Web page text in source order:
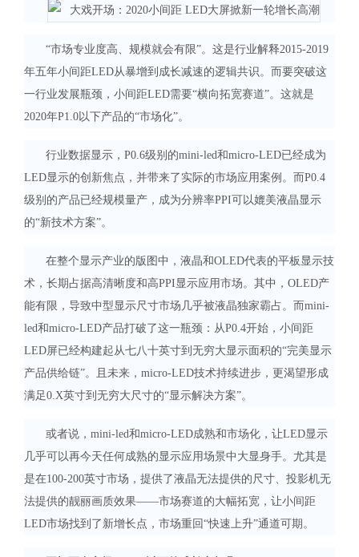
“市场专业度高、规模就会有限”。这是行业解释2015-2019
年五年小间距LED从暴增到成长减速的逻辑共识。而要突破这
一行业发展瓶颈，小间距LED需要“横向拓宽赛道”。这就是
2020年P1.0以下产品的“市场化”。
行业数据显示，P0.6级别的mini-led和micro-LED已经成为
LED显示的创新焦点，并带来了实际的市场应用案例。而P0.4
级别的产品已经规模量产，成为分辨率PPI可以媲美液晶显示
的“新技术方案”。
在整个显示产业的版图中，液晶和OLED代表的平板显示技
术，长期占据高清晰度和高PPI显示应用市场。其中，OLED产
能有限，导致中型显示尺寸市场几乎被液晶独家霸占。而mini-
led和micro-LED产品打破了这一瓶颈：从P0.4开始，小间距
LED屏已经构建起从七八十英寸到无穷大显示面积的“完美显示
产品供给链”。且未来，micro-LED技术持续进步，更渴望形成
满足0.X英寸到无穷大尺寸的“显示解决方案”。
或者说，mini-led和micro-LED成熟和市场化，让LED显示
几乎可以再今天任何成熟的显示应用场景中大显身手。尤其是
是在100-200英寸市场，提供了液晶无法提供的尺寸、投影机无
法提供的靓丽画质效果——市场赛道的大幅拓宽，让小间距
LED市场找到了新增长点，市场重回“快速上升”通道可期。